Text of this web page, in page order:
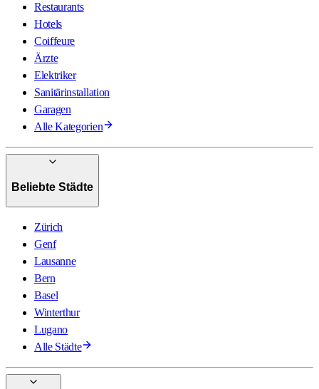
Restaurants
Hotels
Coiffeure
Ärzte
Elektriker
Sanitärinstallation
Garagen
Alle Kategorien
Beliebte Städte
Zürich
Genf
Lausanne
Bern
Basel
Winterthur
Lugano
Alle Städte